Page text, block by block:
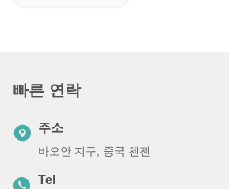
빠른 연락
주소
바오안 지구, 중국 첸젠
Tel